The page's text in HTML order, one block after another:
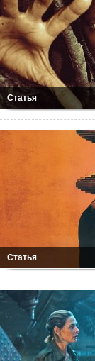
Статья
Статья